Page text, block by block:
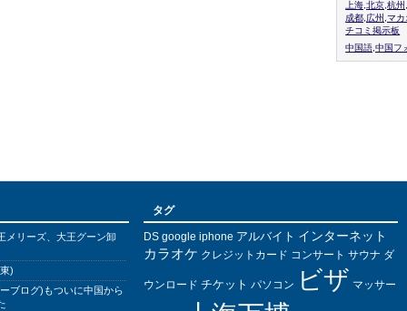
上海,北京,杭
成都,広州,マ
チコミ掲示板
中国語,中国フ
メリーズ、大王グーン卸
)
ブログ)もついに中国から
タグ
DS google iphone アルバイト インターネット
カラオケ クレジットカード コンサート サウナ ダ
ウンロード チケット パソコン ビザ マッサー